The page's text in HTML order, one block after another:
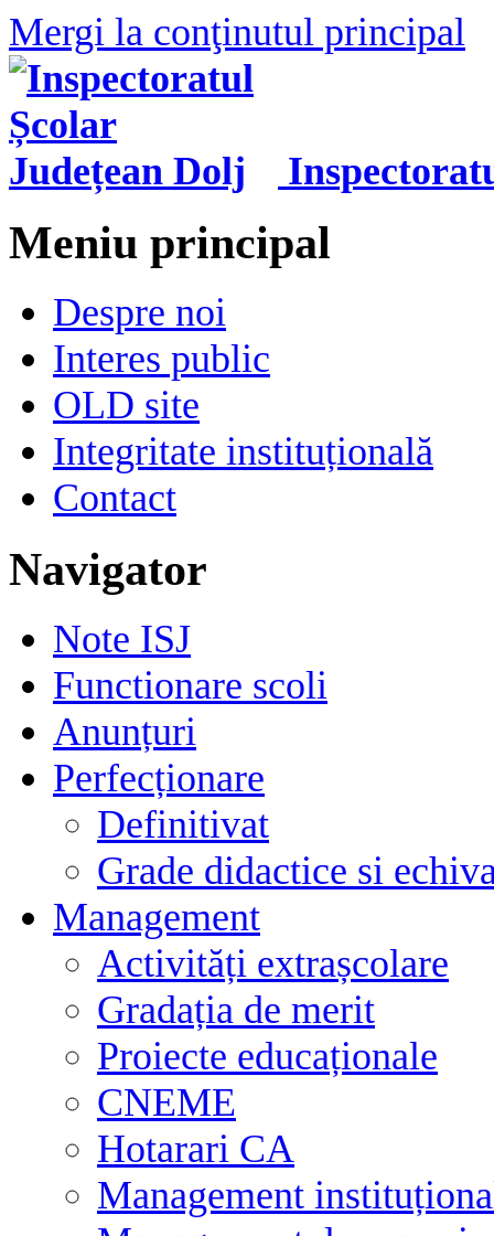
Mergi la conţinutul principal
Meniu principal
Despre noi
Interes public
OLD site
Integritate instituțională
Contact
Navigator
Note ISJ
Functionare scoli
Anunțuri
Perfecționare
Definitivat
Grade didactice si
Management
Activități extrașcolare
Gradația de merit
Proiecte educaționale
CNEME
Hotarari CA
Management